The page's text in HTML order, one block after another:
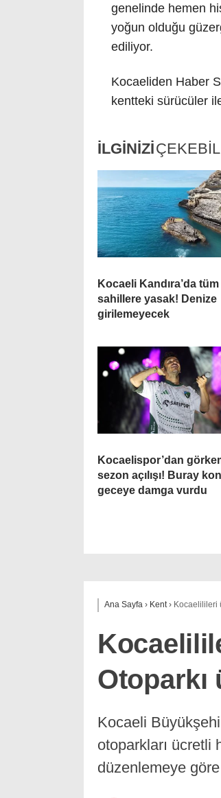
genelinde hemen
yoğun olduğu
ediliyor.
Kocaeliden Haber
kentteki sürücüler
İLGİNİZİ
Kocaeli Kandıra’da tüm
sahillere yasak! Denize
girilemeyecek
Kocaelispor’dan
sezon açılışı! Buray
geceye damga vurdu
Ana Sayfa › Kent › Kocaelilileri
Kocaeli
otoparkları ücretli
düzenlemeye